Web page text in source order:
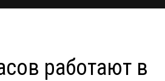
работают в